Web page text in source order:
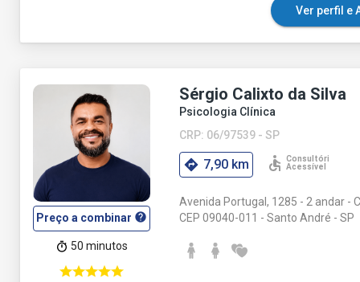
Ver perfil e
Preço a combinar help
50 minutos
Sérgio Calixto da Silva
Psicologia Clínica
CRP: 06/97539 - SP
7,90 km
Avenida Portugal, 1285 - 2 andar -
CEP 09040-011 - Santo André - SP